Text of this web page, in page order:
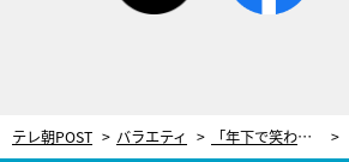
テレ朝POST バラエティ 「年下で笑わない」永野に異変！笑えば自腹100万円…異色ピン芸人のネタに「それはズルいよ」